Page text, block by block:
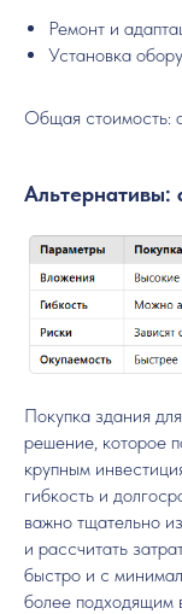
Ремонт и
Установка
Общая стоимость:
Альтернативы:
Покупка здания
решение, которое
крупным
гибкость и
важно тщательно
и рассчитать
быстро и с
более подходящим